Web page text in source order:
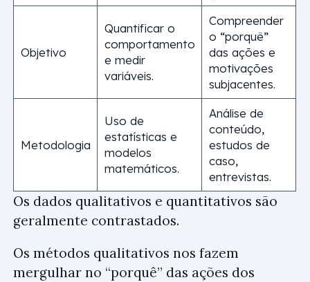
Objetivo
Quantificar o
comportamento
e medir
variáveis.
Compreender
o “porquê”
das ações e
motivações
subjacentes.
Metodologia
Uso de
estatísticas e
modelos
matemáticos.
Análise de
conteúdo,
estudos de
caso,
entrevistas.
Os dados qualitativos e quantitativos são
geralmente contrastados.
Os métodos qualitativos nos fazem
mergulhar no “porquê” das ações dos